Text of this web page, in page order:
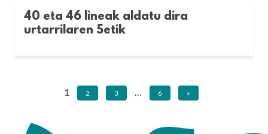
40 eta 46 lineak aldatu dira
urtarrilaren 5etik
1 2 3 … 6 »